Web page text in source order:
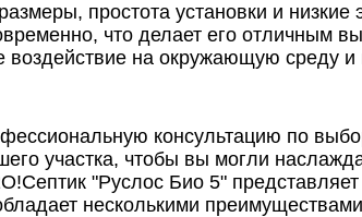
простота установки и
что делает его
воздействие на окружающую среду
консультацию по
участка, чтобы вы могли
Септик "Руслос Био 5"
несколькими